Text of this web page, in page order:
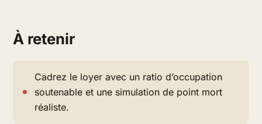
À retenir
Cadrez le loyer avec un ratio d’occupation
soutenable et une simulation de point mort
réaliste.